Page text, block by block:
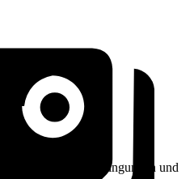
z. B. Rückgabebedingungen und